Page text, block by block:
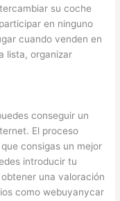
su coche
en ninguno
cuando venden en
lista, organizar
conseguir un
El proceso
consigas un mejor
introducir tu
una valoración
como webuyanycar